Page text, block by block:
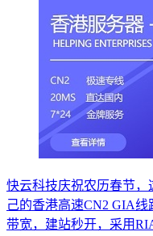
快云科技庆祝农历春节，
己的香港高速CN2 GIA线
带宽，建站秒开，采用